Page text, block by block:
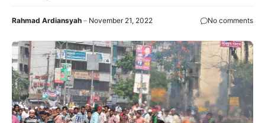
Rahmad Ardiansyah November 21, 2022 No comments